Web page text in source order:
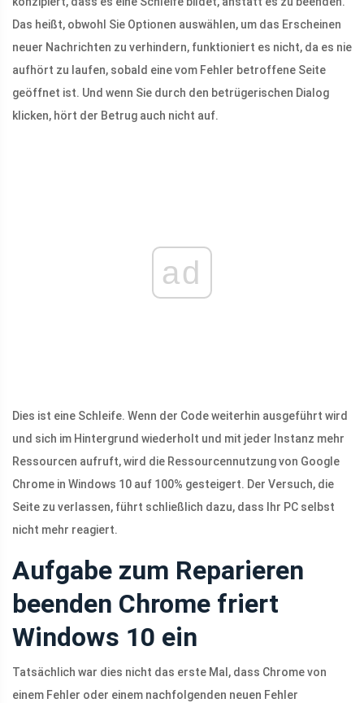
Das heißt, obwohl Sie Optionen auswählen, um das Erscheinen
neuer Nachrichten zu verhindern, funktioniert es nicht, da es nie
aufhört zu laufen, sobald eine vom Fehler betroffene Seite
geöffnet ist. Und wenn Sie durch den betrügerischen Dialog
klicken, hört der Betrug auch nicht auf.
ad
Dies ist eine Schleife. Wenn der Code weiterhin ausgeführt wird
und sich im Hintergrund wiederholt und mit jeder Instanz mehr
Ressourcen aufruft, wird die Ressourcennutzung von Google
Chrome in Windows 10 auf 100% gesteigert. Der Versuch, die
Seite zu verlassen, führt schließlich dazu, dass Ihr PC selbst
nicht mehr reagiert.
Aufgabe zum Reparieren
beenden Chrome friert
Windows 10 ein
Tatsächlich war dies nicht das erste Mal, dass Chrome von
einem Fehler oder einem nachfolgenden neuen Fehler